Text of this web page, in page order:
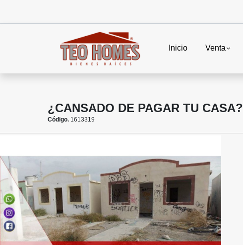
Inicio Venta
¿CANSADO DE PAGAR TU CASA?
Código. 1613319